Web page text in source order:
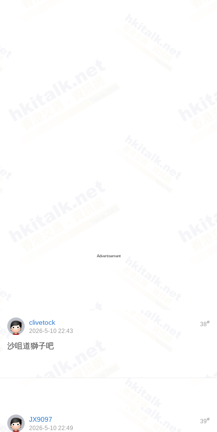
Advertisement
38#
clivetock
2026-5-10 22:43
沙咀道獅子吧
39#
JX9097
2026-5-10 22:49